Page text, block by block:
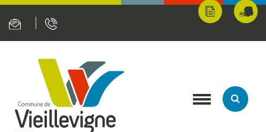
Mes
démarches
Toggle
Panneau de gestion des cookies